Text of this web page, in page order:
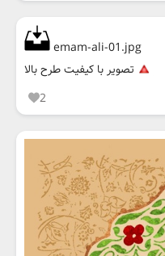
emam-ali-01.jpg
تصویر با کیفیت طرح بالا
2